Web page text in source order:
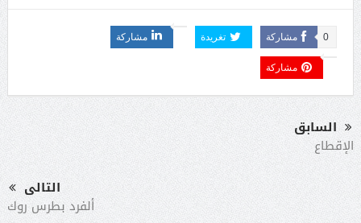
مشاركة 0 تغريدة مشاركة
مشاركة
السابق
الإقطاع
التالى
ألفرد بطرس روك